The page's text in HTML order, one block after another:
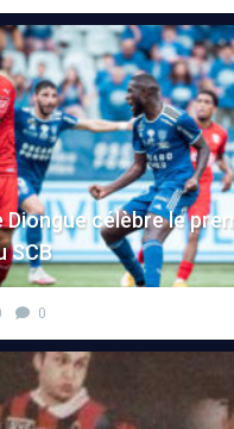
célèbre le
SCB
0